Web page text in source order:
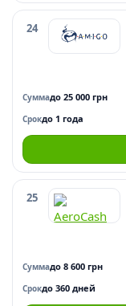
24
Суммадо 25 000 грн
Срокдо 1 года
25
Суммадо 8 600 грн
Срокдо 360 дней